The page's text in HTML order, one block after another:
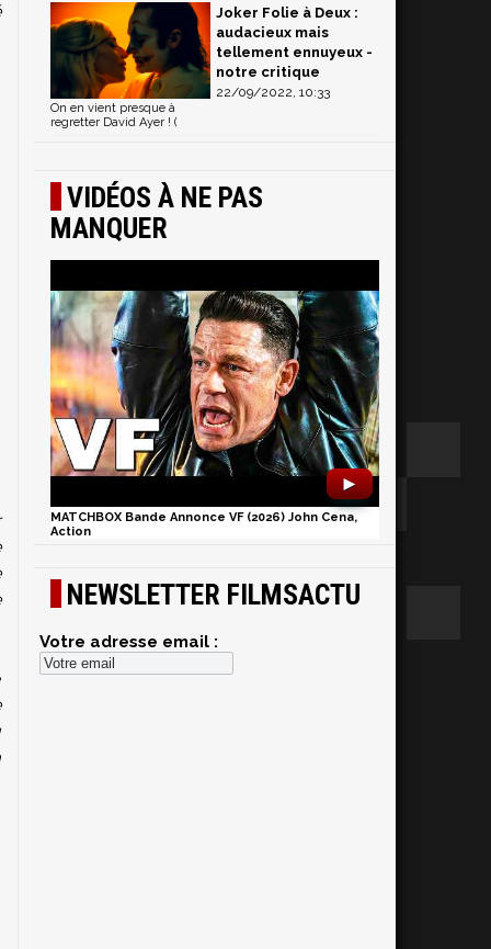
Joker Folie à Deux :
audacieux mais
tellement ennuyeux -
notre critique
22/09/2022, 10:33
On en vient presque à
regretter David Ayer ! (
VIDÉOS À NE PAS
MANQUER
►
MATCHBOX Bande Annonce VF (2026) John Cena,
Action
NEWSLETTER FILMSACTU
Votre adresse email :